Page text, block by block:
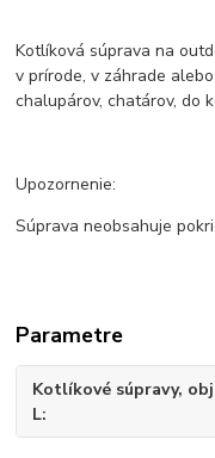
Kotlíková súprava na
v prírode, v záhrade
chalupárov, chatárov, do
Upozornenie:
Súprava neobsahuje
Parametre
Kotlíkové súpravy,
L